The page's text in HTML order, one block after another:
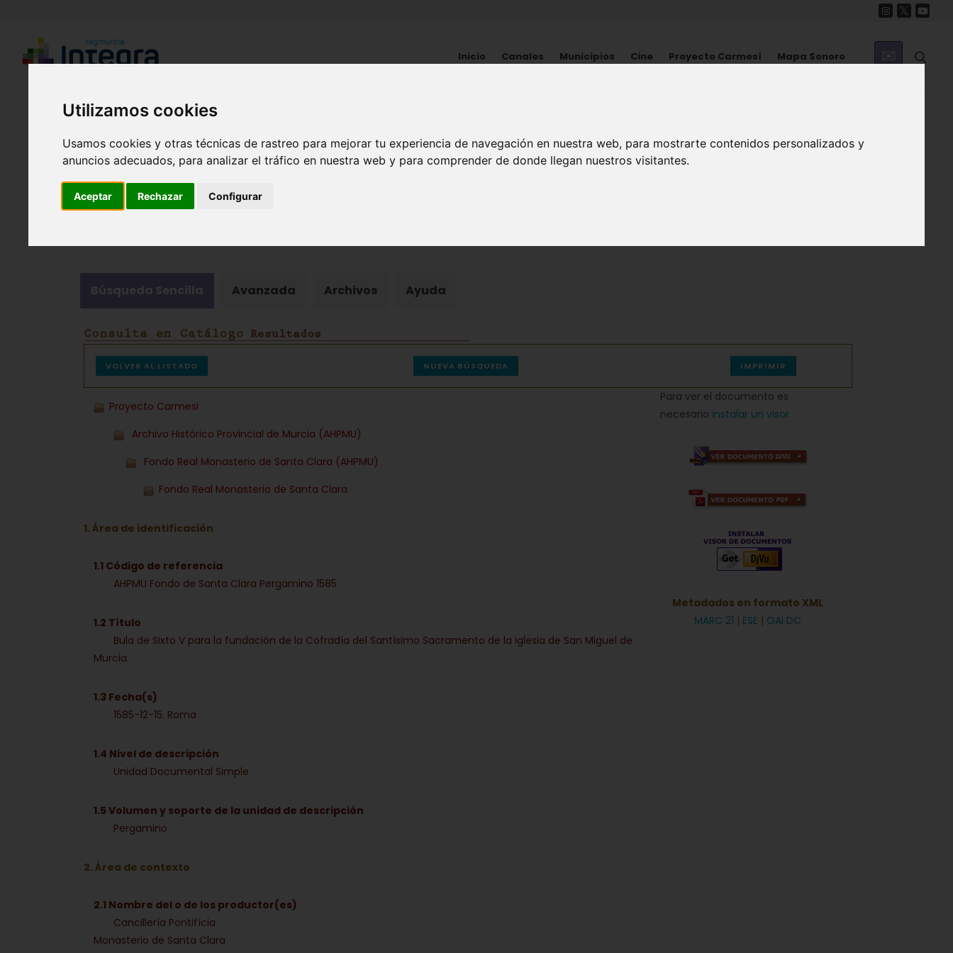
Utilizamos cookies
Usamos cookies y otras técnicas de rastreo para mejorar tu experiencia de navegación en nuestra web, para mostrarte contenidos personalizados y
anuncios adecuados, para analizar el tráfico en nuestra web y para comprender de donde llegan nuestros visitantes.
Aceptar Rechazar Configurar
Inicio Canales Municipios Cine Proyecto Carmesí Mapa Sonoro
Región de Murcia Digital
Búsqueda Sencilla Avanzada Archivos Ayuda
VOLVER AL LISTADO NUEVA BÚSQUEDA IMPRIMIR
Para ver el documento es
necesario instalar un visor
Metadados en formato XML
MARC 21 | ESE | OAI DC
Proyecto Carmesi
Archivo Histórico Provincial de Murcia (AHPMU)
Fondo Real Monasterio de Santa Clara (AHPMU)
Fondo Real Monasterio de Santa Clara
1. Área de identificación
1.1 Código de referencia
AHPMU Fondo de Santa Clara Pergamino 1585
1.2 Título
Bula de Sixto V para la fundación de la Cofradía del Santísimo Sacramento de la iglesia de San Miguel de
Murcia.
1.3 Fecha(s)
1585-12-15. Roma
1.4 Nivel de descripción
Unidad Documental Simple
1.5 Volumen y soporte de la unidad de descripción
Pergamino
2. Área de contexto
2.1 Nombre del o de los productor(es)
Cancillería Pontifícia
Monasterio de Santa Clara